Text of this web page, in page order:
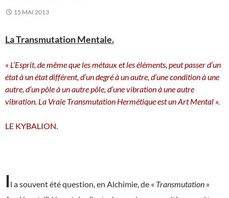
15 MAI 2013
La Transmutation Mentale.
« L’Esprit, de même que les métaux et les éléments, peut passer d’un
état à un état différent, d’un degré à un autre, d’une condition à une
autre, d’un pôle à un autre pôle, d’une vibration à une autre
vibration. La Vraie Transmutation Hermétique est un Art Mental ».
LE KYBALION.
Il a souvent été question, en Alchimie, de « Transmutation »